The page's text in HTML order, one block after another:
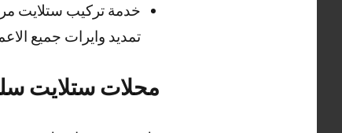
خدمة تركيب ستلايت
تمديد وايرات جميع
محلات ستلايت